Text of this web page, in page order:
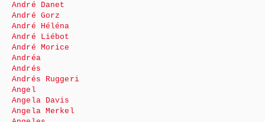
André Danet
André Gorz
André Héléna
André Liébot
André Morice
Andréa
Andrés
Andrés Ruggeri
Angel
Angela Davis
Angela Merkel